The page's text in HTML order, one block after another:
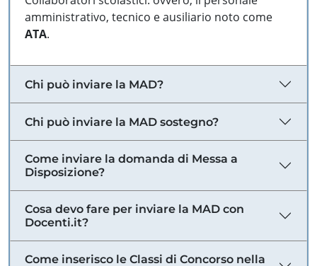
amministrativo, tecnico e ausiliario noto come
ATA.
Chi può inviare la MAD?
Chi può inviare la MAD sostegno?
Come inviare la domanda di Messa a
Disposizione?
Cosa devo fare per inviare la MAD con
Docenti.it?
Come inserisco le Classi di Concorso nella